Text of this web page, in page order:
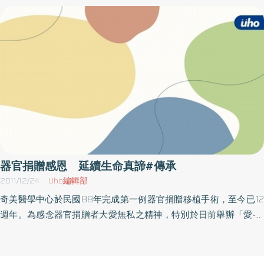
衛生，是市府最堅強的夥伴。最後，祝福活動圓滿，期許童綜合醫
院不斷精進，服務更多民眾，成為引領台灣醫療發展的重要力量。
童瑞年醫師指出，在童綜合醫院服務五十多年來，非常感謝全體同
仁的團隊努力，還有家人的扶持合作，今天這個傳承交棒的時刻，
將董事長一職交接給童敏哲醫師，相信童綜合醫療社團法人相關機
構，在童敏哲董事長的帶領下將邁向另一個巔峰。 童敏哲董事長表
示，接下董事長一職是承接更大的使命與挑戰，感謝一路協助與鼓
勵的家人、師長、同儕與各界合作夥伴，才能造就自己每個階段的
成長。未來將因應少子化的到來，在人力短缺的時代，不斷引進各
式機械手臂設備、發展尖端AI智慧醫療，減少人力資源需求。 另
外，也期許「白沙屯童醫院-媽祖醫院」興建完成後，增強海線醫療
量能，提供更多民眾優質的醫療服務。並期望捷運藍線完工後，醫
療服務更便捷無礙，一起提升帶動海線繁榮。
宗海醫師延續下去，就算覺得自己尚未準備好，甚至害怕無法勝
任，也選擇要站在第一陣線，扮演著食品安全守門人的重要角色。
除了看診、教學外 他也想為社會盡一份心力「說真的，當初會走
上毒物科這條路，完全是受到偶像林杰樑教授的影響」，顏宗海醫
師回憶著，自從台大醫學院畢業後，因為一個機緣，讓他在當住院
醫師時就遇見了林杰樑教授，從一個菜鳥便跟隨在他身邊學習，以
榜樣持續努力著，不僅從中看到他視病如親的關懷外，且在一般的
觀念下，醫師要做好教學、臨床服務與研究的這三件事，林杰樑教
授也都做得很好，甚至還做了第四件「社會責任」。在每天有限的
時間內，分配好所有的工作，也在早期不太重視食安問題的社會
裡，無畏無懼的面對各方壓力，為民眾食安的問題發聲，逐漸引起
媒體、民眾的關心；更列了一個很好的醫學典範，告訴大家做醫師
不一定只有臨床服務、教學、研究，其實在社會責任上也可以兼任
些角色，而這就是促使顏宗海走向毒物科，甚至傳承林教授的精
神，站在第一線為食品安全把關的主要原因。微量無害理論、制度
器官捐贈感恩 延續生命真諦#傳承
2011/12/24 Uho編輯部
奇美醫學中心於民國88年完成第一例器官捐贈移植手術，至今已12
週年。為感念器官捐贈者大愛無私之精神，特別於日前舉辦「愛‧傳